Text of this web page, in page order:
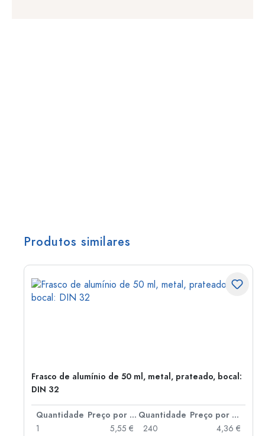
Produtos similares
Frasco de alumínio de 50 ml, metal, prateado, bocal:
DIN 32
Quantidade Preço por peça Quantidade
Preço por peça
1
5,55 €
240
4,36 €